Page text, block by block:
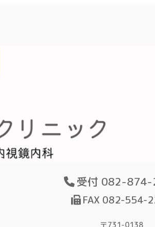
受付 082-
FAX 082-554-
〒731-0138